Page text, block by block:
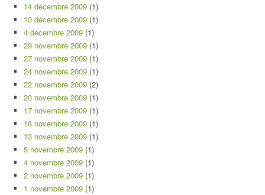
14 décembre 2009 (1)
10 décembre 2009 (1)
4 décembre 2009 (1)
29 novembre 2009 (1)
27 novembre 2009 (1)
24 novembre 2009 (1)
22 novembre 2009 (2)
20 novembre 2009 (1)
17 novembre 2009 (1)
16 novembre 2009 (1)
13 novembre 2009 (1)
5 novembre 2009 (1)
4 novembre 2009 (1)
2 novembre 2009 (1)
1 novembre 2009 (1)